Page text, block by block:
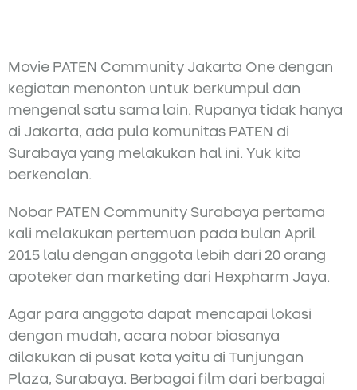
Movie PATEN Community Jakarta One dengan
kegiatan menonton untuk berkumpul dan
mengenal satu sama lain. Rupanya tidak hanya
di Jakarta, ada pula komunitas PATEN di
Surabaya yang melakukan hal ini. Yuk kita
berkenalan.
Nobar PATEN Community Surabaya pertama
kali melakukan pertemuan pada bulan April
2015 lalu dengan anggota lebih dari 20 orang
apoteker dan marketing dari Hexpharm Jaya.
Agar para anggota dapat mencapai lokasi
dengan mudah, acara nobar biasanya
dilakukan di pusat kota yaitu di Tunjungan
Plaza, Surabaya. Berbagai film dari berbagai